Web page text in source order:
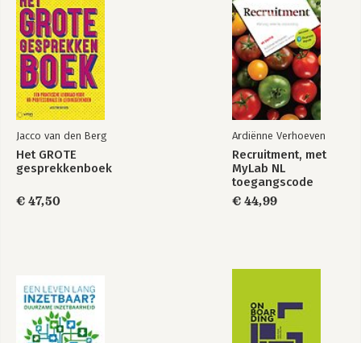
Jacco van den Berg
Het GROTE
gesprekkenboek
€ 47,50
Ardiënne Verhoeven
Recruitment, met
MyLab NL
toegangscode
€ 44,99